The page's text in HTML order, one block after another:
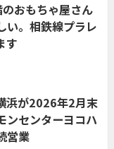
おもちゃ屋さん
い。相鉄線プラレ
す
浜が2026年2月末
ンセンターヨコハ
営業